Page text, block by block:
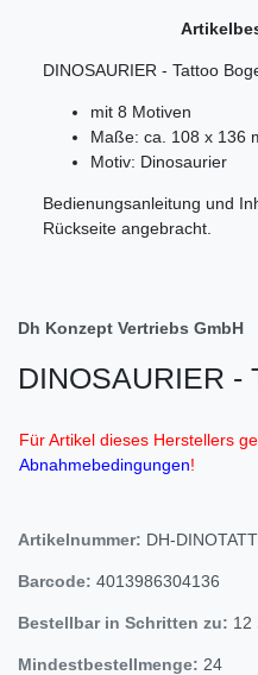
DINOSAURIER - Tattoo
mit 8 Motiven
Maße: ca. 108 x 136
Motiv: Dinosaurier
Bedienungsanleitung und
Rückseite angebracht.
Dh Konzept Vertriebs GmbH
DINOSAURIER -
Für Artikel dieses Herstellers
Abnahmebedingungen!
Artikelnummer: DH-
Barcode: 4013986304136
Bestellbar in Schritten zu: 12
Mindestbestellmenge: 24